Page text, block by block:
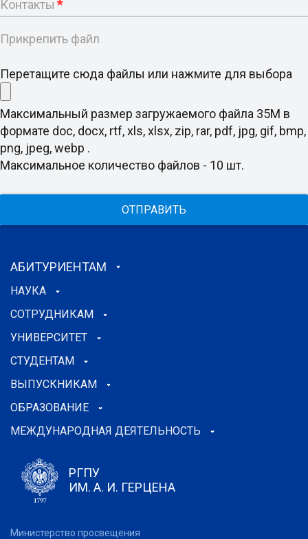
Контакты *
Прикрепить файл
Перетащите сюда файлы или нажмите для выбора
Максимальный размер загружаемого файла 35M в
формате doc, docx, rtf, xls, xlsx, zip, rar, pdf, jpg, gif, bmp,
png, jpeg, webp .
Максимальное количество файлов - 10 шт.
ОТПРАВИТЬ
АБИТУРИЕНТАМ
НАУКА
СОТРУДНИКАМ
УНИВЕРСИТЕТ
СТУДЕНТАМ
ВЫПУСКНИКАМ
ОБРАЗОВАНИЕ
МЕЖДУНАРОДНАЯ ДЕЯТЕЛЬНОСТЬ
РГПУ
ИМ. А. И. ГЕРЦЕНА
Министерство просвещения